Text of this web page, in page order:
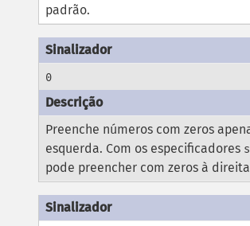
padrão.
0
Preenche números com zeros
esquerda. Com os especificadores s
pode preencher com zeros à